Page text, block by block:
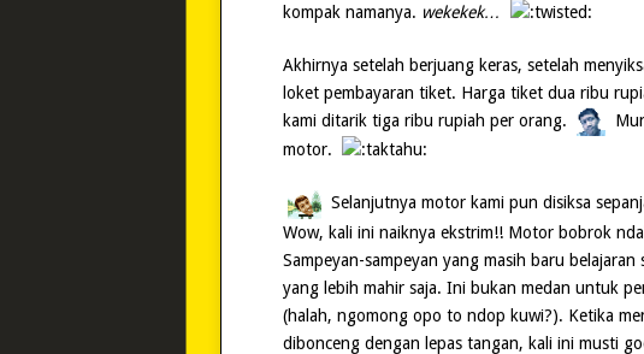
kompak namanya. wekekek…
Akhirnya setelah berjuang keras, setelah
loket pembayaran tiket. Harga tiket dua ribu
kami ditarik tiga ribu rupiah per orang.
motor.
Selanjutnya motor kami pun disiksa
Wow, kali ini naiknya ekstrim!! Motor bobrok
Sampeyan-sampeyan yang masih baru
yang lebih mahir saja. Ini bukan medan untuk
(halah, ngomong opo to ndop kuwi?). Ketika
dibonceng dengan lepas tangan, kali ini musti